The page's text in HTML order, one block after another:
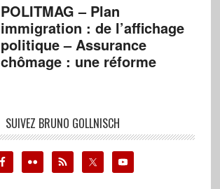
POLITMAG – Plan
immigration : de l’affichage
politique – Assurance
chômage : une réforme
SUIVEZ BRUNO GOLLNISCH